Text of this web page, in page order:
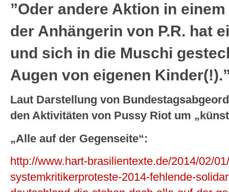
”Oder andere Aktion in
der Anhängerin von P.R. hat
und sich in die Muschi
Augen von eigenen
Laut Darstellung von
den Aktivitäten von Pussy Riot um
„Alle auf der Gegenseite“:
http://www.hart-brasilientexte.de/2014/02/
systemkritikerproteste-2014-fehlende-